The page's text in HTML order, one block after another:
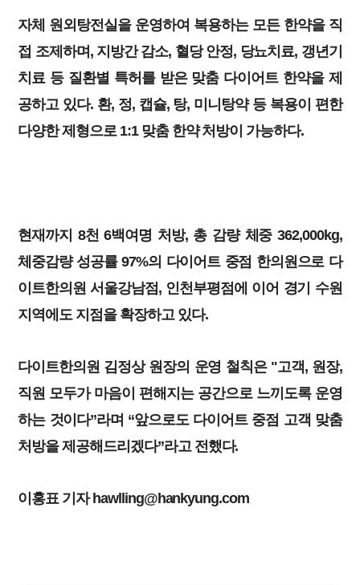
자체 원외탕전실을 운영하여 복용하는 모든 한약을 직
접 조제하며, 지방간 감소, 혈당 안정, 당뇨치료, 갱년기
치료 등 질환별 특허를 받은 맞춤 다이어트 한약을 제
공하고 있다. 환, 정, 캡슐, 탕, 미니탕약 등 복용이 편한
다양한 제형으로 1:1 맞춤 한약 처방이 가능하다.
현재까지 8천 6백여명 처방, 총 감량 체중 362,000kg,
체중감량 성공률 97%의 다이어트 중점 한의원으로 다
이트한의원 서울강남점, 인천부평점에 이어 경기 수원
지역에도 지점을 확장하고 있다.
다이트한의원 김정상 원장의 운영 철칙은 "고객, 원장,
직원 모두가 마음이 편해지는 공간으로 느끼도록 운영
하는 것이다”라며 “앞으로도 다이어트 중점 고객 맞춤
처방을 제공해드리겠다”라고 전했다.
이홍표 기자 hawlling@hankyung.com